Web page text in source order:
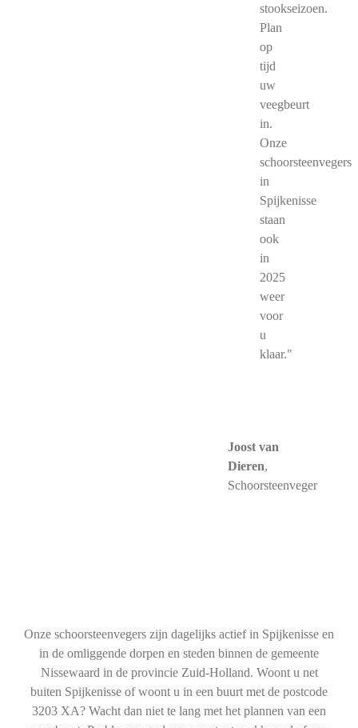
stookseizoen.
Plan
op
tijd
uw
veegbeurt
in.
Onze
schoorsteenvegers
in
Spijkenisse
staan
ook
in
2025
weer
voor
u
klaar."
Joost van
Dieren,
Schoorsteenveger
Onze schoorsteenvegers zijn dagelijks actief in Spijkenisse en
in de omliggende dorpen en steden binnen de gemeente
Nissewaard in de provincie Zuid-Holland. Woont u net
buiten Spijkenisse of woont u in een buurt met de postcode
3203 XA? Wacht dan niet te lang met het plannen van een